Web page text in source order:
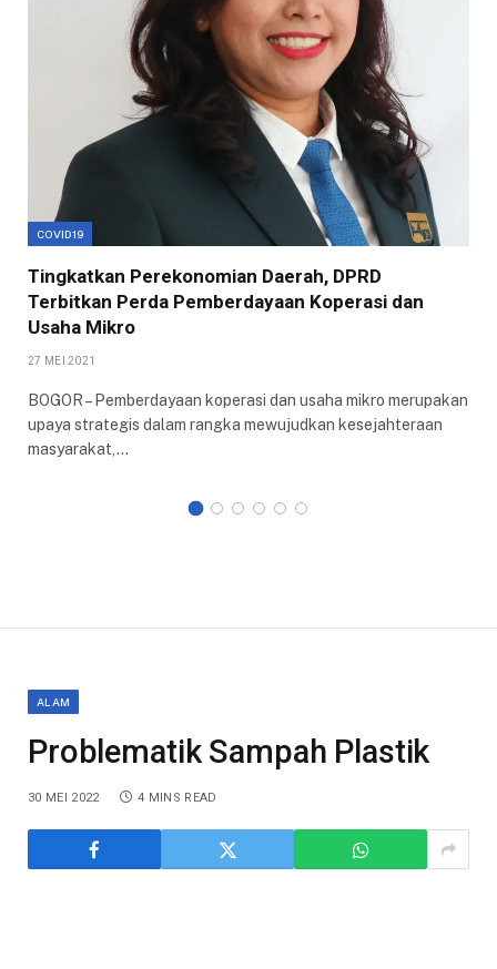
COVID19
Tingkatkan Perekonomian Daerah, DPRD
Terbitkan Perda Pemberdayaan Koperasi dan
Usaha Mikro
27 MEI 2021
BOGOR – Pemberdayaan koperasi dan usaha mikro merupakan
upaya strategis dalam rangka mewujudkan kesejahteraan
masyarakat,…
ALAM
Problematik Sampah Plastik
30 MEI 2022 4 MINS READ